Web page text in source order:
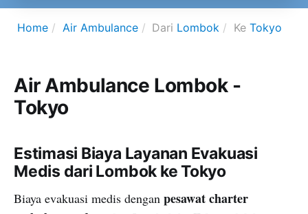
Home Air Ambulance Dari Lombok Ke Tokyo
Air Ambulance Lombok -
Tokyo
Estimasi Biaya Layanan Evakuasi
Medis dari Lombok ke Tokyo
Biaya evakuasi medis dengan pesawat charter